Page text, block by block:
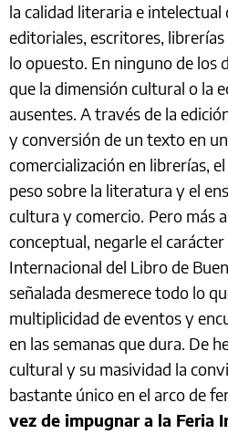
la calidad literaria e
editoriales, escritores,
lo opuesto. En ninguno de los
que la dimensión cultural o la
ausentes. A través de la
y conversión de un texto en
comercialización en librerías,
peso sobre la literatura y el
cultura y comercio. Pero más
conceptual, negarle el
Internacional del Libro de
señalada desmerece todo lo
multiplicidad de eventos y
en las semanas que dura. De
cultural y su masividad la
bastante único en el arco de
vez de impugnar a la Feria